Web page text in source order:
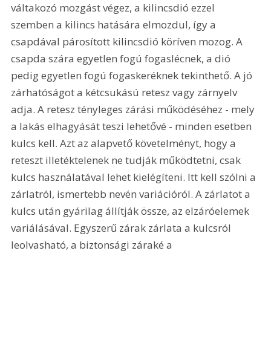
váltakozó mozgást végez, a kilincsdió ezzel
szemben a kilincs hatására elmozdul, így a
csapdával párosított kilincsdió köríven mozog. A
csapda szára egyetlen fogú fogaslécnek, a dió
pedig egyetlen fogú fogaskeréknek tekinthető. A jó
zárhatóságot a kétcsukású retesz vagy zárnyelv
adja. A retesz tényleges zárási működéséhez - mely
a lakás elhagyását teszi lehetővé - minden esetben
kulcs kell. Azt az alapvető követelményt, hogy a
reteszt illetéktelenek ne tudják működtetni, csak
kulcs használatával lehet kielégíteni. Itt kell szólni a
zárlatról, ismertebb nevén variációról. A zárlatot a
kulcs után gyárilag állítják össze, az elzáróelemek
variálásával. Egyszerű zárak zárlata a kulcsról
leolvasható, a biztonsági záraké a